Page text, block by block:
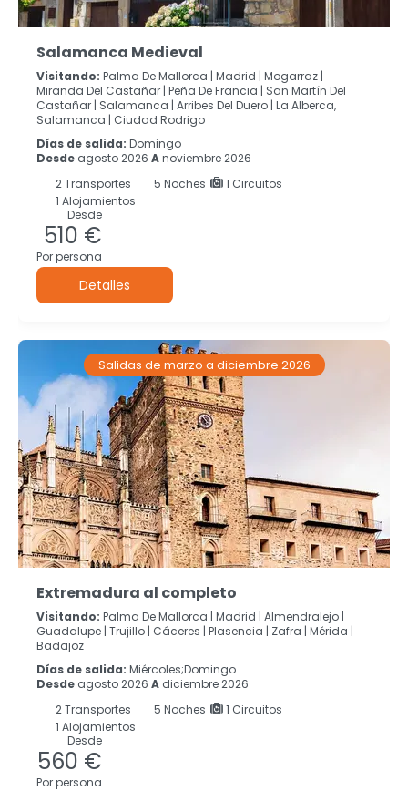
Salamanca Medieval
Visitando: Palma De Mallorca | Madrid | Mogarraz |
Miranda Del Castañar | Peña De Francia | San Martín Del
Castañar | Salamanca | Arribes Del Duero | La Alberca,
Salamanca | Ciudad Rodrigo
Días de salida: Domingo
Desde agosto 2026 Anoviembre 2026
2Transportes 5 Noches
1 Circuitos
1 Alojamientos
Desde
510 €
Por persona
Detalles
Salidas de marzo a diciembre 2026
Extremadura al completo
Visitando: Palma De Mallorca | Madrid | Almendralejo |
Guadalupe | Trujillo | Cáceres‎ | Plasencia | Zafra | Mérida |
Badajoz
Días de salida: Miércoles;Domingo
Desde agosto 2026 A diciembre 2026
2Transportes 5 Noches
1 Circuitos
1 Alojamientos
Desde
560 €
Por persona